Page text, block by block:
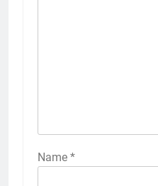
Name *